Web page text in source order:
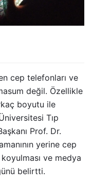
cep telefonları ve
değil. Özellikle
boyutu ile
Tıp
Prof. Dr.
yerine cep
ve medya
belirtti.